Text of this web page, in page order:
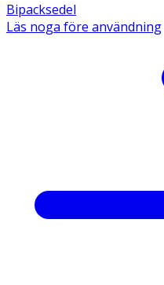
Bipacksedel
Läs noga före användning